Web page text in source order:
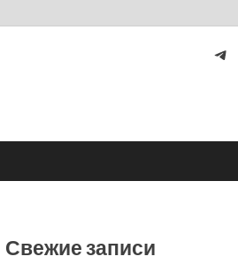
Свежие записи